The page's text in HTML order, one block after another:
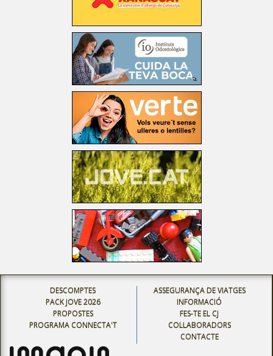
DESCOMPTES
PACK JOVE 2026
PROPOSTES
PROGRAMA CONNECTA'T
ASSEGURANÇA DE VIATGES
INFORMACIÓ
FES-TE EL CJ
COL·LABORADORS
CONTACTE